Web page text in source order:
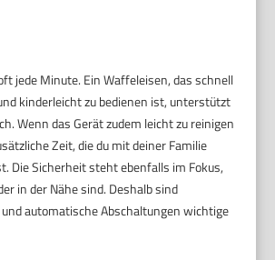
jede Minute. Ein Waffeleisen, das schnell
kinderleicht zu bedienen ist, unterstützt
Wenn das Gerät zudem leicht zu reinigen
Zeit, die du mit deiner Familie
Die Sicherheit steht ebenfalls im Fokus,
in der Nähe sind. Deshalb sind
automatische Abschaltungen wichtige